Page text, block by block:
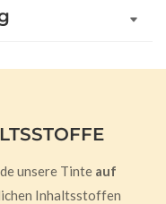
unsere Tinte auf
Inhaltsstoffen